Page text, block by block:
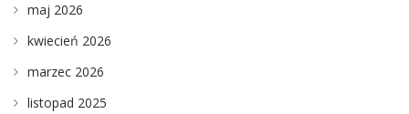
maj 2026
kwiecień 2026
marzec 2026
listopad 2025